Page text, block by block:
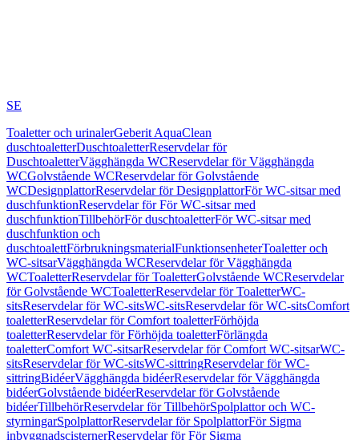
SE
Toaletter och urinalerGeberit AquaClean
duschtoaletterDuschtoaletterReservdelar för
DuschtoaletterVägghängda WCReservdelar för Vägghängda
WCGolvstående WCReservdelar för Golvstående
WCDesignplattorReservdelar för DesignplattorFör WC-sitsar med
duschfunktionReservdelar för För WC-sitsar med
duschfunktionTillbehörFör duschtoaletterFör WC-sitsar med
duschfunktion och
duschtoalettFörbrukningsmaterialFunktionsenheterToaletter och
WC-sitsarVägghängda WCReservdelar för Vägghängda
WCToaletterReservdelar för ToaletterGolvstående WCReservdelar
för Golvstående WCToaletterReservdelar för ToaletterWC-
sitsReservdelar för WC-sitsWC-sitsReservdelar för WC-sitsComfort
toaletterReservdelar för Comfort toaletterFörhöjda
toaletterReservdelar för Förhöjda toaletterFörlängda
toaletterComfort WC-sitsarReservdelar för Comfort WC-sitsarWC-
sitsReservdelar för WC-sitsWC-sittringReservdelar för WC-
sittringBidéerVägghängda bidéerReservdelar för Vägghängda
bidéerGolvstående bidéerReservdelar för Golvstående
bidéerTillbehörReservdelar för TillbehörSpolplattor och WC-
styrningarSpolplattorReservdelar för SpolplattorFör Sigma
inbyggnadscisternerReservdelar för För Sigma